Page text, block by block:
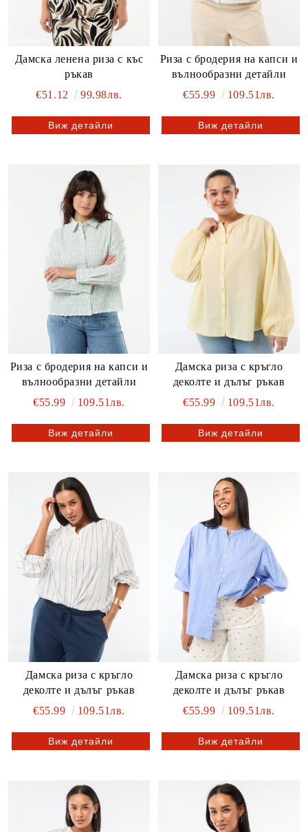
Дамска ленена риза с къс
ръкав
€51.12
99.98лв.
Виж детайли
Риза с бродерия на капси и
вълнообразни детайли
€55.99
109.51лв.
Виж детайли
Риза с бродерия на капси и
вълнообразни детайли
€55.99
109.51лв.
Виж детайли
Дамска риза с кръгло
деколте и дълъг ръкав
€55.99
109.51лв.
Виж детайли
Дамска риза с кръгло
деколте и дълъг ръкав
€55.99
109.51лв.
Виж детайли
Дамска риза с кръгло
деколте и дълъг ръкав
€55.99
109.51лв.
Виж детайли